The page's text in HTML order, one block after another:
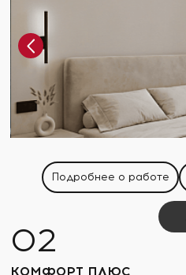
Подробнее о работе
КОМФОРТ ПЛЮС